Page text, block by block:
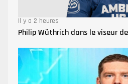
Il y a 2 heures
Philip Wüthrich dans le viseur